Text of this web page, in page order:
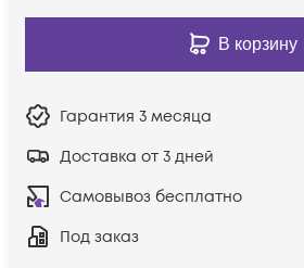
В корзину
Гарантия 3 месяца
Доставка от 3 дней
Самовывоз бесплатно
Под заказ